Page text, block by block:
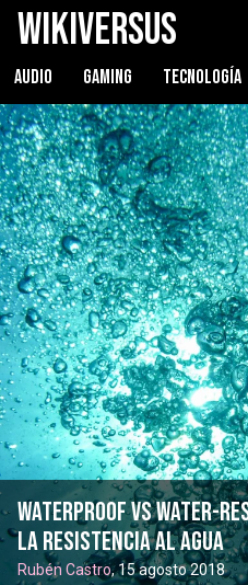
WikiVersus
AUDIO GAMING TECNOLOGÍA
Waterproof vs Water-
la resistencia al agua
Rubén Castro, 15 agosto 2018